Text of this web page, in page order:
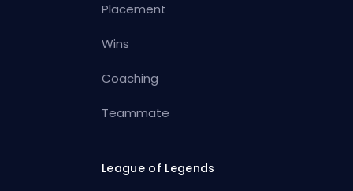
Placement
Wins
Coaching
Teammate
League of Legends